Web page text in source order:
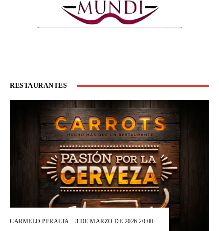
RESTAURANTES
CARMELO PERALTA - 3 DE MARZO DE 2026 20:00